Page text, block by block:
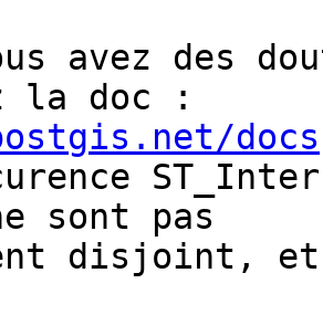
avez des
docs
sont pas
disjoint, et